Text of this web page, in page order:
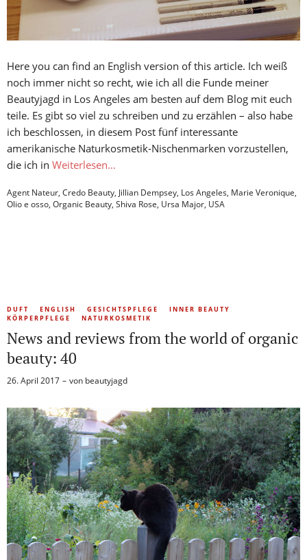
Here you can find an English version of this article. Ich weiß
noch immer nicht so recht, wie ich all die Funde meiner
Beautyjagd in Los Angeles am besten auf dem Blog mit euch
teile. Es gibt so viel zu schreiben und zu erzählen – also habe
ich beschlossen, in diesem Post fünf interessante
amerikanische Naturkosmetik-Nischenmarken vorzustellen,
die ich in Weiterlesen…
Agent Nateur, Credo Beauty, Jillian Dempsey, Los Angeles, Marie Veronique,
Olio e osso, Organic Beauty, Shiva Rose, Ursa Major, USA
DUFT ENGLISH GESICHTSPFLEGE
INNER BEAUTY
KÖRPERPFLEGE
NATURKOSMETIK
News and reviews from the world of organic
beauty: 40
26. April 2017 von beautyjagd